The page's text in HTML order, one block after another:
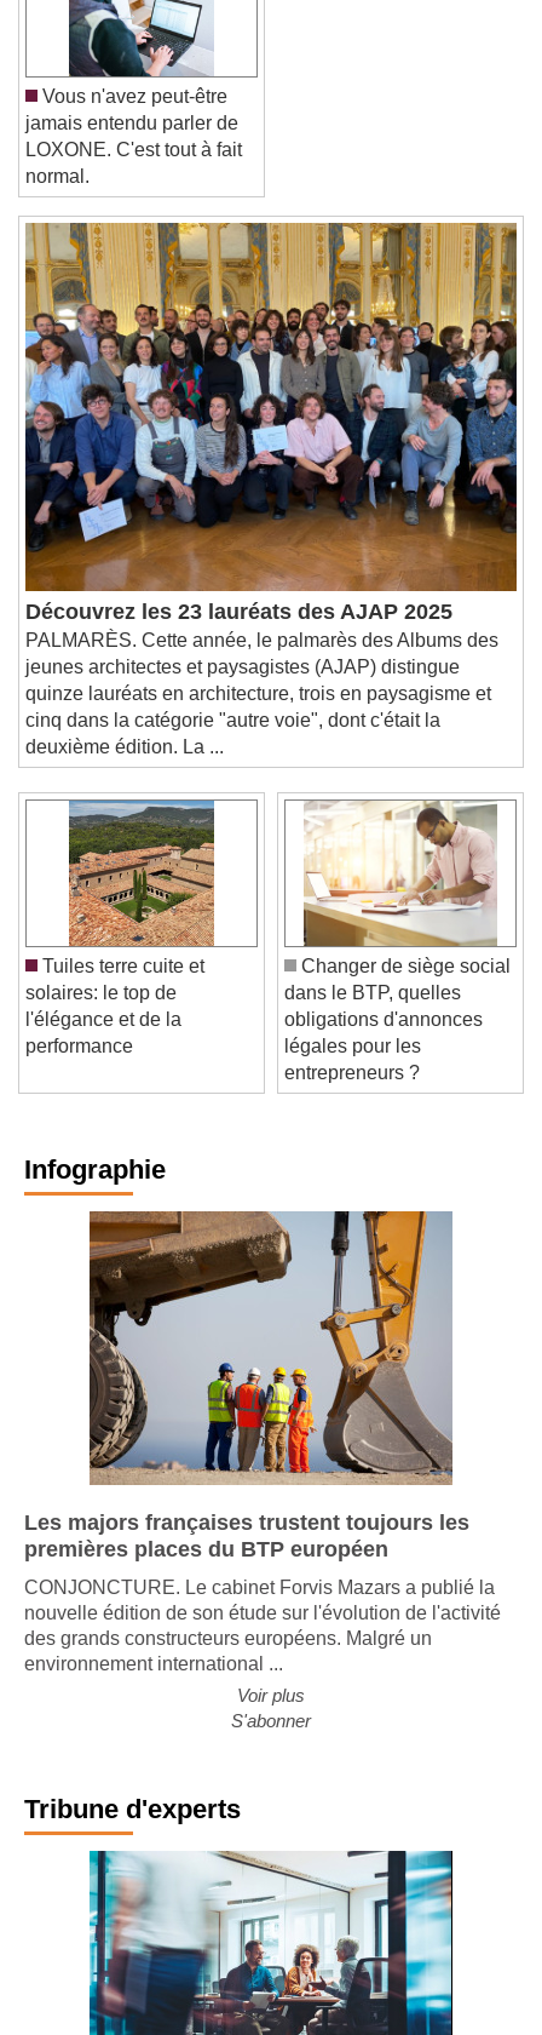
Reset
Done
Close Modal Dialog
End of dialog window.
Vous n'avez peut-être
jamais entendu parler de
LOXONE. C'est tout à fait
normal.
Découvrez les 23 lauréats des AJAP 2025
PALMARÈS. Cette année, le palmarès des Albums des
jeunes architectes et paysagistes (AJAP) distingue
quinze lauréats en architecture, trois en paysagisme et
cinq dans la catégorie "autre voie", dont c'était la
deuxième édition. La ...
Tuiles terre cuite et
solaires: le top de
l'élégance et de la
Changer de siège social
dans le BTP, quelles
obligations d'annonces
légales pour les
entrepreneurs ?
Infographie
Les majors françaises trustent toujours les
premières places du BTP européen
CONJONCTURE. Le cabinet Forvis Mazars a publié la
nouvelle édition de son étude sur l'évolution de l'activité
des grands constructeurs européens. Malgré un
Voir plus
Tribune d'experts